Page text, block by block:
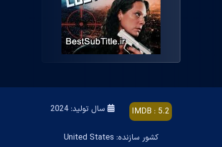
IMDB : 5.2 سال تولید: 2024
کشور سازنده: United States